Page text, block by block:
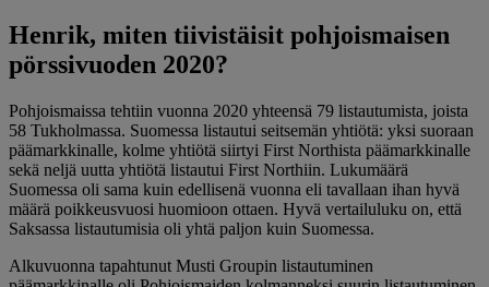
Henrik, miten tiivistäisit pohjoismaisen
pörssivuoden 2020?
Pohjoismaissa tehtiin vuonna 2020 yhteensä 79 listautumista, joista
58 Tukholmassa. Suomessa listautui seitsemän yhtiötä: yksi suoraan
päämarkkinalle, kolme yhtiötä siirtyi First Northista päämarkkinalle
sekä neljä uutta yhtiötä listautui First Northiin. Lukumäärä
Suomessa oli sama kuin edellisenä vuonna eli tavallaan ihan hyvä
määrä poikkeusvuosi huomioon ottaen. Hyvä vertailuluku on, että
Saksassa listautumisia oli yhtä paljon kuin Suomessa.
Alkuvuonna tapahtunut Musti Groupin listautuminen